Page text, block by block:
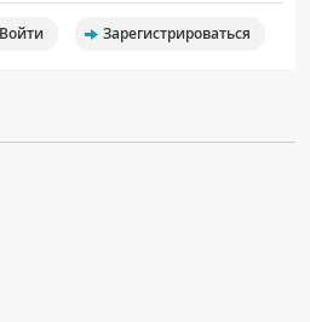
Войти Зарегистрироваться